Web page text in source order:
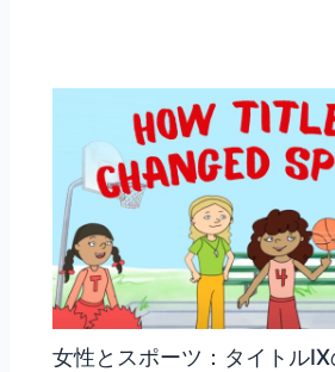
女性とスポーツ：タイトル